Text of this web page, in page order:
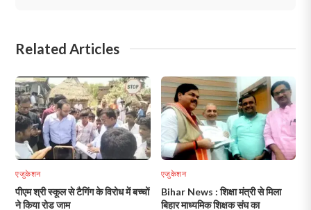
Related Articles
एजुकेशन
पीएम श्री स्कूल से टैगिंग के विरोध में बच्चों
ने किया रोड जाम
एजुकेशन
Bihar News : शिक्षा मंत्री से मिला
बिहार माध्यमिक शिक्षक संघ का